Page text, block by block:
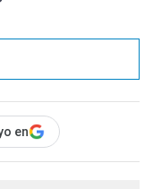
en